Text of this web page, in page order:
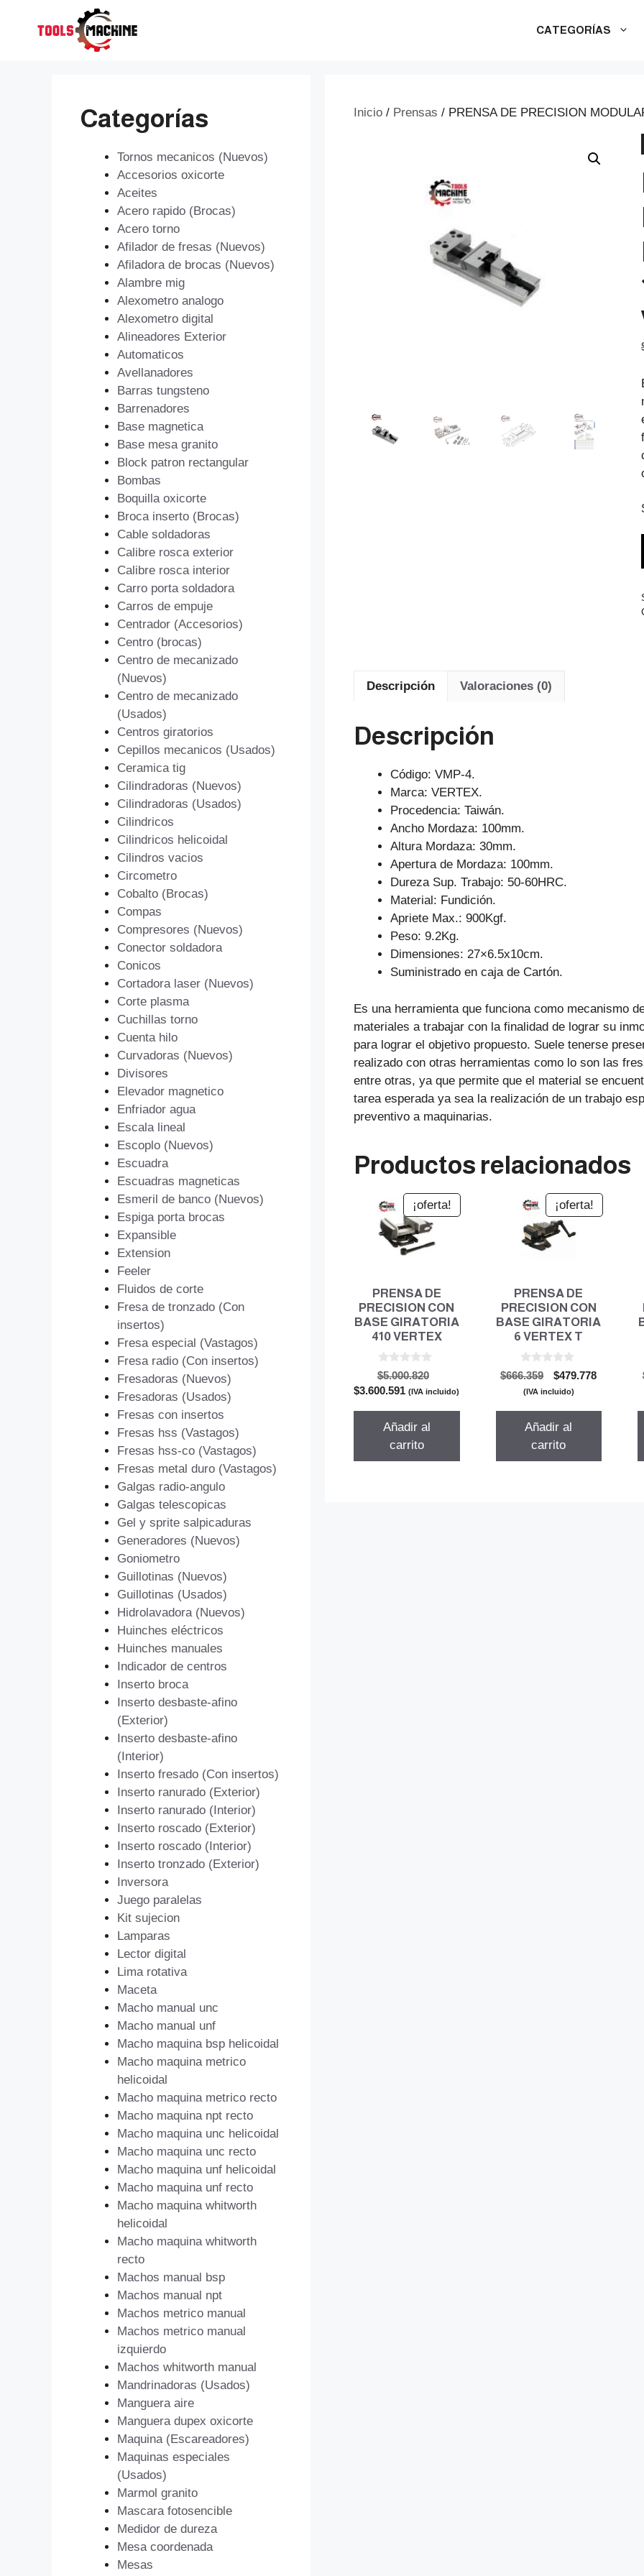
CATEGORÍAS
Inicio / Prensas / PRENSA DE PRECISION
Descripción Valoraciones (0)
Descripción
Código: VMP-4.
Marca: VERTEX.
Procedencia: Taiwán.
Ancho Mordaza: 100mm.
Altura Mordaza: 30mm.
Apertura de Mordaza: 100mm.
Dureza Sup. Trabajo: 50-60HRC.
Material: Fundición.
Apriete Max.: 900Kgf.
Peso: 9.2Kg.
Dimensiones: 27×6.5x10cm.
Suministrado en caja de Cartón.
Es una herramienta que funciona como mecanismo
materiales a trabajar con la finalidad de lograr su
para lograr el objetivo propuesto. Suele tenerse
realizado con otras herramientas como lo son las
entre otras, ya que permite que el material se
tarea esperada ya sea la realización de un trabajo
preventivo a maquinarias.
Productos relacionados
¡oferta!
PRENSA DE
PRECISION CON
BASE GIRATORIA
410 VERTEX
0
d
e
$5.000.820
precio
$3.600.591 El
actual
$3.600.591.
(IVA incluido)
Añadir al
carrito
¡oferta!
PRENSA DE
PRECISION CON
BASE GIRATORIA
6 VERTEX T
0
d
e
$666.359
El
precio
era:
$479.778El
(IVA incluido)
Añadir al
carrito
Categorías
Tornos mecanicos (Nuevos)
Accesorios oxicorte
Aceites
Acero rapido (Brocas)
Acero torno
Afilador de fresas (Nuevos)
Afiladora de brocas (Nuevos)
Alambre mig
Alexometro analogo
Alexometro digital
Alineadores Exterior
Automaticos
Avellanadores
Barras tungsteno
Barrenadores
Base magnetica
Base mesa granito
Block patron rectangular
Bombas
Boquilla oxicorte
Broca inserto (Brocas)
Cable soldadoras
Calibre rosca exterior
Calibre rosca interior
Carro porta soldadora
Carros de empuje
Centrador (Accesorios)
Centro (brocas)
Centro de mecanizado
(Nuevos)
Centro de mecanizado
(Usados)
Centros giratorios
Cepillos mecanicos (Usados)
Ceramica tig
Cilindradoras (Nuevos)
Cilindradoras (Usados)
Cilindricos
Cilindricos helicoidal
Cilindros vacios
Circometro
Cobalto (Brocas)
Compas
Compresores (Nuevos)
Conector soldadora
Conicos
Cortadora laser (Nuevos)
Corte plasma
Cuchillas torno
Cuenta hilo
Curvadoras (Nuevos)
Divisores
Elevador magnetico
Enfriador agua
Escala lineal
Escoplo (Nuevos)
Escuadra
Escuadras magneticas
Esmeril de banco (Nuevos)
Espiga porta brocas
Expansible
Extension
Feeler
Fluidos de corte
Fresa de tronzado (Con
insertos)
Fresa especial (Vastagos)
Fresa radio (Con insertos)
Fresadoras (Nuevos)
Fresadoras (Usados)
Fresas con insertos
Fresas hss (Vastagos)
Fresas hss-co (Vastagos)
Fresas metal duro (Vastagos)
Galgas radio-angulo
Galgas telescopicas
Gel y sprite salpicaduras
Generadores (Nuevos)
Goniometro
Guillotinas (Nuevos)
Guillotinas (Usados)
Hidrolavadora (Nuevos)
Huinches eléctricos
Huinches manuales
Indicador de centros
Inserto broca
Inserto desbaste-afino
(Exterior)
Inserto desbaste-afino
(Interior)
Inserto fresado (Con insertos)
Inserto ranurado (Exterior)
Inserto ranurado (Interior)
Inserto roscado (Exterior)
Inserto roscado (Interior)
Inserto tronzado (Exterior)
Inversora
Juego paralelas
Kit sujecion
Lamparas
Lector digital
Lima rotativa
Maceta
Macho manual unc
Macho manual unf
Macho maquina bsp helicoidal
Macho maquina metrico
helicoidal
Macho maquina metrico recto
Macho maquina npt recto
Macho maquina unc helicoidal
Macho maquina unc recto
Macho maquina unf helicoidal
Macho maquina unf recto
Macho maquina whitworth
helicoidal
Macho maquina whitworth
recto
Machos manual bsp
Machos manual npt
Machos metrico manual
Machos metrico manual
izquierdo
Machos whitworth manual
Mandrinadoras (Usados)
Manguera aire
Manguera dupex oxicorte
Maquina (Escareadores)
Maquinas especiales
(Usados)
Marmol granito
Mascara fotosencible
Medidor de dureza
Mesa coordenada
Mesas